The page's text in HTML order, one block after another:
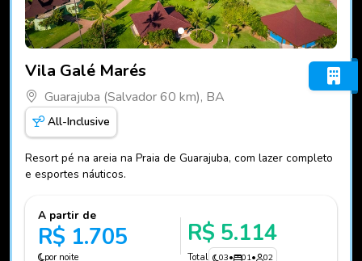
Vila Galé Marés
Guarajuba (Salvador 60 km), BA
All-Inclusive
Resort pé na areia na Praia de Guarajuba, com lazer completo
e esportes náuticos.
A partir de
R$ 1.705
por noite
R$ 5.114
Total 03• 01• 02